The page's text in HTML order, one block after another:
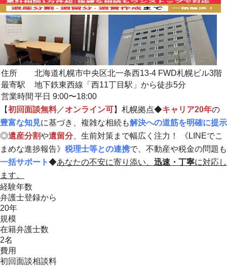
住所
北海道札幌市中央区北一条西13-4 FWD札幌ビル3階
最寄駅
地下鉄東西線「西11丁目駅」から徒歩5分
営業時間 平日 9:00〜18:00
【初回面談無料／オンライン可】札幌拠点◆キャリア20年の
豊富な知見に基づき、複雑な相続も解決への道筋を明確に提示
◎遺産分割や遺留分、生前対策まで幅広く注力！
《LINEでこ
まめな進捗報告》 税理士等との連携で、不動産や税金の問題も
一括サポート◆あなたの不安に寄り添い、 迅速・丁寧に対応し
ます。
経験年数
弁護士登録から
20年
規模
在籍弁護士数
2名
費用
初回面談相談料